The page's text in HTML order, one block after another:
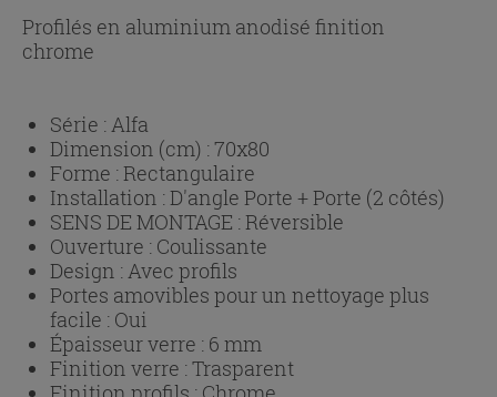
Profilés en aluminium anodisé finition
chrome
Série : Alfa
Dimension (cm) :70x80
Forme :Rectangulaire
Installation :D'angle Porte + Porte (2 côtés)
SENS DE MONTAGE :Réversible
Ouverture : Coulissante
Design : Avec profils
Portes amovibles pour un nettoyage plus
facile : Oui
Épaisseur verre : 6 mm
Finition verre :Trasparent